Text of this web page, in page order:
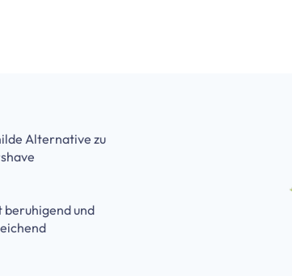
Alternative zu
beruhigend und